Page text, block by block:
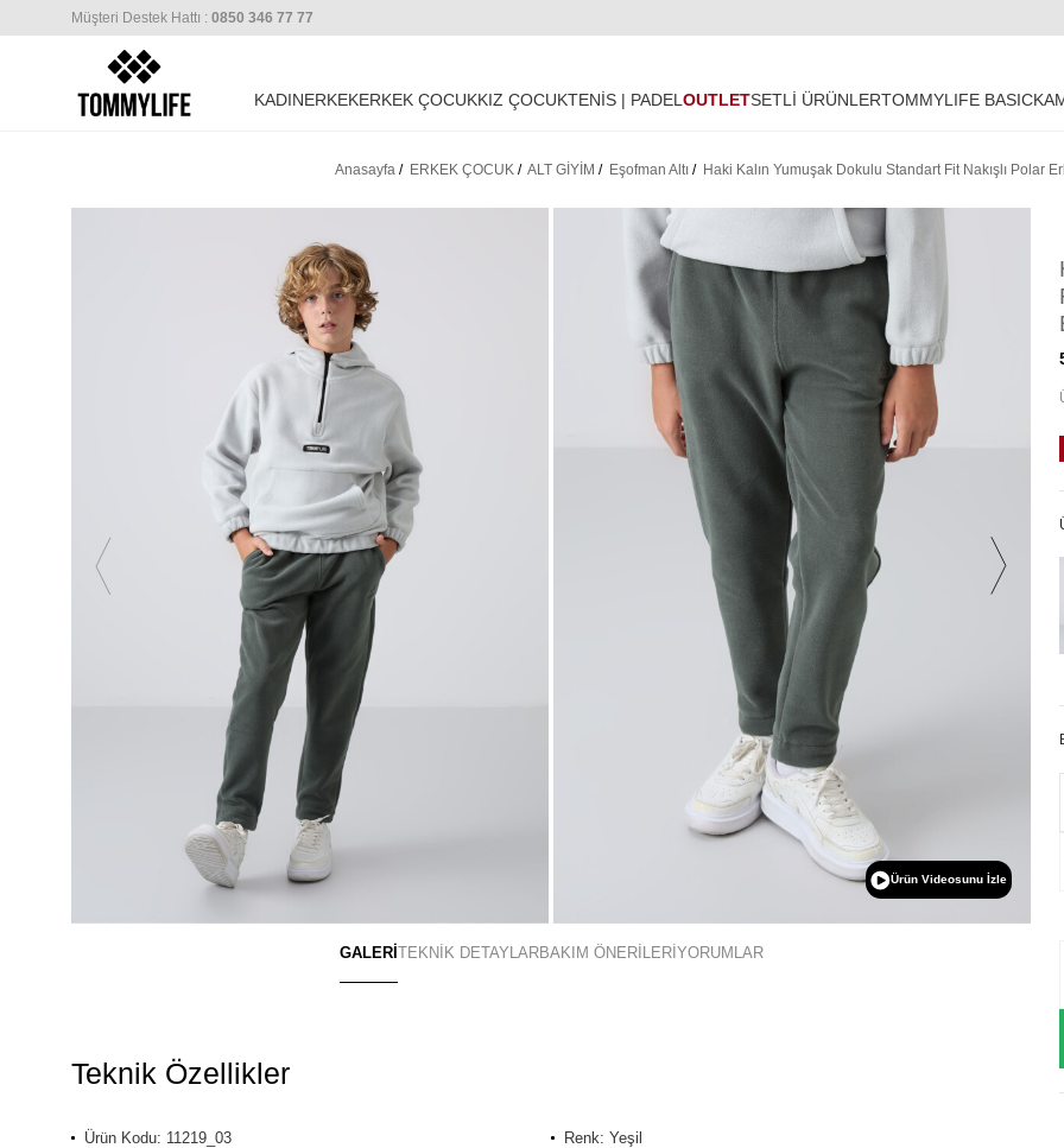
Müşteri Destek Hattı : 0850 346 77 77
KADINERKEKERKEK ÇOCUKKIZ ÇOCUKTENİS | PADELOUTLETSETLİ ÜRÜNLERTOMMYLIFE BASIC
Anasayfa/ ERKEK ÇOCUK/ ALT GİYİM / Eşofman Altı/ Haki Kalın Yumuşak Dokulu Standart Fit Nakışlı Polar
Ürün Videosunu İzle
GALERİ TEKNİK DETAYLARBAKIM ÖNERİLERİ YORUMLAR
Teknik Özellikler
Ürün Kodu: 11219_03
Renk: Yeşil